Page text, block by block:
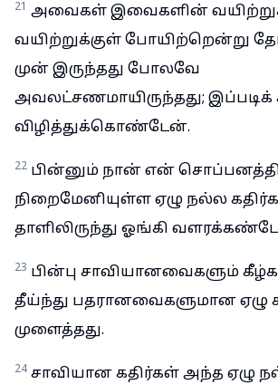
21 அவைகள் இவைகளின்
வயிற்றுக்குள் போயிற்றென்று
முன் இருந்தது போலவே
அவலட்சணமாயிருந்தது;
விழித்துக்கொண்டேன்.
22 பின்னும் நான் என்
நிறைமேனியுள்ள ஏழு நல்ல
தாளிலிருந்து ஓங்கி
23 பின்பு சாவியானவைகளும்
தீய்ந்து பதரானவைகளுமான ஏழு
முளைத்தது.
24 சாவியான கதிர்கள் அந்த ஏழு